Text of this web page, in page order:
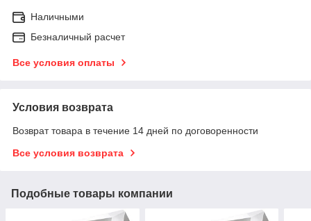
Наличными
Безналичный расчет
Все условия оплаты
Условия возврата
Возврат товара в течение 14 дней по договоренности
Все условия возврата
Подобные товары компании